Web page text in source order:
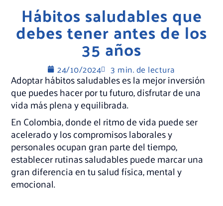
Hábitos saludables que
debes tener antes de los
35 años
24/10/2024 3 min. de lectura
Adoptar hábitos saludables es la mejor inversión
que puedes hacer por tu futuro, disfrutar de una
vida más plena y equilibrada.
En Colombia, donde el ritmo de vida puede ser
acelerado y los compromisos laborales y
personales ocupan gran parte del tiempo,
establecer rutinas saludables puede marcar una
gran diferencia en tu salud física, mental y
emocional.